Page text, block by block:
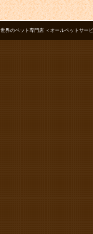
世界のペット専門店 ＜オールペットサー